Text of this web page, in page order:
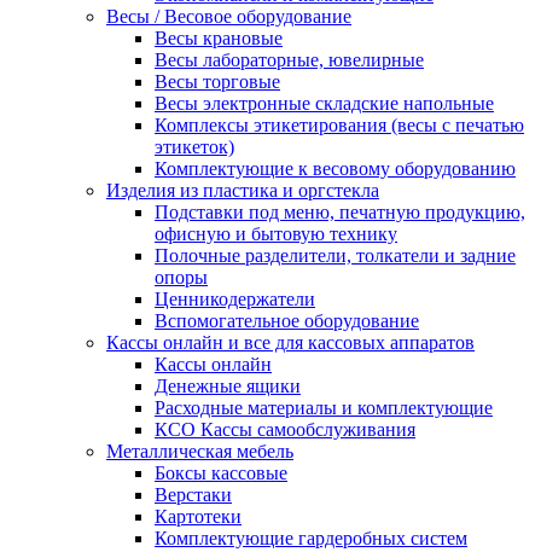
Весы / Весовое оборудование
Весы крановые
Весы лабораторные, ювелирные
Весы торговые
Весы электронные складские напольные
Комплексы этикетирования (весы с печатью
этикеток)
Комплектующие к весовому оборудованию
Изделия из пластика и оргстекла
Подставки под меню, печатную продукцию,
офисную и бытовую технику
Полочные разделители, толкатели и задние
опоры
Ценникодержатели
Вспомогательное оборудование
Кассы онлайн и все для кассовых аппаратов
Кассы онлайн
Денежные ящики
Расходные материалы и комплектующие
КСО Кассы самообслуживания
Металлическая мебель
Боксы кассовые
Верстаки
Картотеки
Комплектующие гардеробных систем